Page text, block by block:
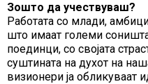
Зошто да учествуваш?
Работата со млади,
што имаат големи
поединци, со својата
суштината на духот на
визионери ја обликуваат